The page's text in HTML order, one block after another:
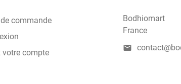
commande
votre compte
Bodhiomart
France
mail